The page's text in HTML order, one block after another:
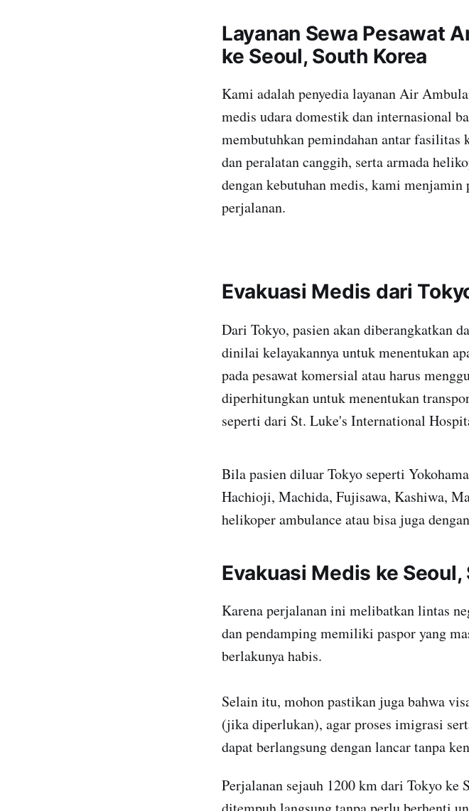
Layanan Sewa Pesawat
ke Seoul, South Korea
Kami adalah penyedia layanan Air
medis udara domestik dan internasional
membutuhkan pemindahan antar fasilitas
dan peralatan canggih, serta armada
dengan kebutuhan medis, kami
perjalanan.
Evakuasi Medis dari
Dari Tokyo, pasien akan diberangkatkan
dinilai kelayakannya untuk menentukan
pada pesawat komersial atau harus
diperhitungkan untuk menentukan
seperti dari St. Luke's International
Bila pasien diluar Tokyo seperti
Hachioji, Machida, Fujisawa, Kashiwa,
helikoper ambulance atau bisa juga
Evakuasi Medis ke Seoul,
Karena perjalanan ini melibatkan lintas
dan pendamping memiliki paspor yang
berlakunya habis.
Selain itu, mohon pastikan juga bahwa
(jika diperlukan), agar proses imigrasi
dapat berlangsung dengan lancar tanpa
Perjalanan sejauh 1200 km dari Tokyo ke